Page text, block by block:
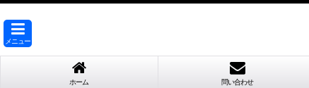
メニュー
ホーム 問い合わせ